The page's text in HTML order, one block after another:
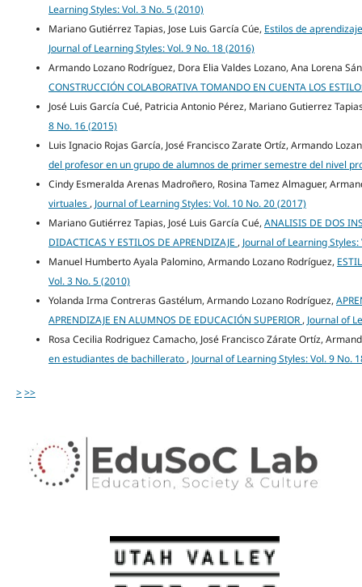
Learning Styles: Vol. 3 No. 5 (2010)
Mariano Gutiérrez Tapias, Jose Luis García Cúe, Estilos de
Journal of Learning Styles: Vol. 9 No. 18 (2016)
Armando Lozano Rodríguez, Dora Elia Valdes Lozano, Ana Lorena
CONSTRUCCIÓN COLABORATIVA TOMANDO EN CUENTA LOS
José Luis García Cué, Patricia Antonio Pérez, Mariano Gutierrez
8 No. 16 (2015)
Luis Ignacio Rojas García, José Francisco Zarate Ortíz, Armando
del profesor en un grupo de alumnos de primer semestre del nivel
Cindy Esmeralda Arenas Madroñero, Rosina Tamez Almaguer,
virtuales , Journal of Learning Styles: Vol. 10 No. 20 (2017)
Mariano Gutiérrez Tapias, José Luis García Cué, ANALISIS DE DOS
DIDACTICAS Y ESTILOS DE APRENDIZAJE , Journal of Learning
Manuel Humberto Ayala Palomino, Armando Lozano Rodríguez,
Vol. 3 No. 5 (2010)
Yolanda Irma Contreras Gastélum, Armando Lozano Rodríguez,
APRENDIZAJE EN ALUMNOS DE EDUCACIÓN SUPERIOR , Journal of
Rosa Cecilia Rodriguez Camacho, José Francisco Zárate Ortíz,
en estudiantes de bachillerato , Journal of Learning Styles: Vol. 9 No.
>>>